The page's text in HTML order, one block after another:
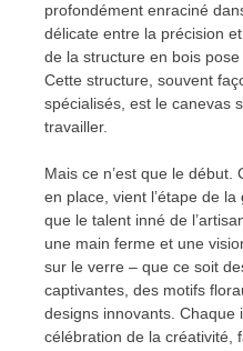
profondément enraciné
délicate entre la précision
de la structure en bois
Cette structure, souvent
spécialisés, est le canevas
travailler.
Mais ce n’est que le
en place, vient l’étape de la
que le talent inné de
une main ferme et une
sur le verre – que ce soit
captivantes, des motifs
designs innovants. Chaque
célébration de la créativité,